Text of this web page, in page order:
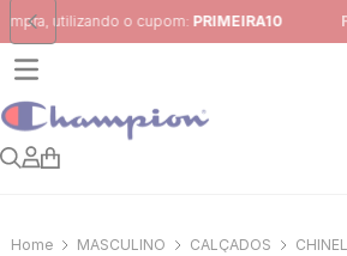
Frete Grátispara região Sudeste em
MASCULINO CALÇADOS